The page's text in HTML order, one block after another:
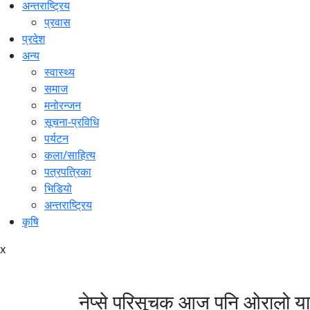
अन्तराष्ट्रिय
प्रवास
प्रदेश
अन्य
स्वास्थ्य
समाज
मनोरन्जन
सूचना-प्रविधि
पर्यटन
कला/साहित्य
पत्रपत्रिका
भिडियो
अन्तराष्ट्रिय
कृषि
x
नेप्से परिसूचक आज पनि ओरालो